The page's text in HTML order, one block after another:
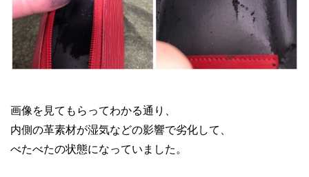
画像を見てもらってわかる通り、
内側の革素材が湿気などの影響で劣化して、
べたべたの状態になっていました。